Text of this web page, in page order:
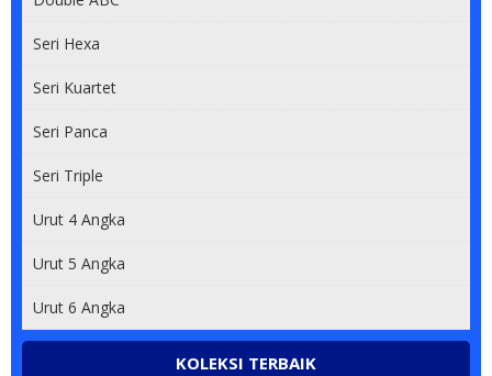
Seri Hexa
Seri Kuartet
Seri Panca
Seri Triple
Urut 4 Angka
Urut 5 Angka
Urut 6 Angka
KOLEKSI TERBAIK